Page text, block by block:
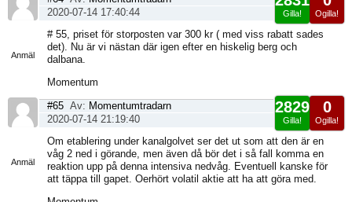
Anmäl
Ogilla!
Gilla!
2020-07-14 17:40:44
# 55, priset för storposten var 300 kr ( med viss rabatt sades
det). Nu är vi nästan där igen efter en hiskelig berg och
dalbana.
Momentum
Anmäl
0
Ogilla!
2829
Gilla!
#65 Av: Momentumtradarn
2020-07-14 21:19:40
Om etablering under kanalgolvet ser det ut som att den är en
våg 2 ned i görande, men även då bör det i så fall komma en
reaktion upp på denna intensiva nedvåg. Eventuell kanske för
att täppa till gapet. Oerhört volatil aktie att ha att göra med.